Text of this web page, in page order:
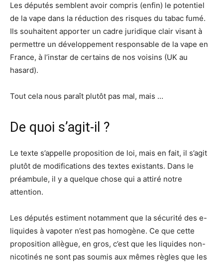
Les députés semblent avoir compris (enfin) le potentiel
de la vape dans la réduction des risques du tabac fumé.
Ils souhaitent apporter un cadre juridique clair visant à
permettre un développement responsable de la vape en
France, à l’instar de certains de nos voisins (UK au
hasard).
Tout cela nous paraît plutôt pas mal, mais …
De quoi s’agit-il ?
Le texte s’appelle proposition de loi, mais en fait, il s’agit
plutôt de modifications des textes existants. Dans le
préambule, il y a quelque chose qui a attiré notre
attention.
Les députés estiment notamment que la sécurité des e-
liquides à vapoter n’est pas homogène. Ce que cette
proposition allègue, en gros, c’est que les liquides non-
nicotinés ne sont pas soumis aux mêmes règles que les